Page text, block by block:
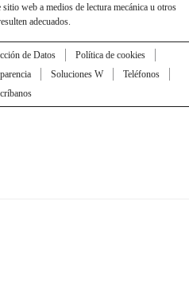
web a medios de lectura mecánica u otros
adecuados.
de Datos
Política de cookies
Soluciones W
Teléfonos